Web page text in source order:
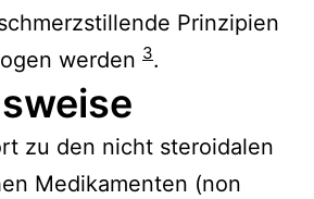
Prinzipien
werden 3.
zu den nicht steroidalen
Medikamenten (non